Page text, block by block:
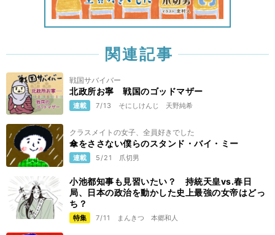
関連記事
戦国サバイバー
北政所お寧 戦国のゴッドマザー
連載 7/13 そにしけんじ 天野純希
クラスメイトの女子、全員好きでした
傘をささない僕らのスタンド・バイ・ミー
連載 5/21 爪切男
小池都知事も見習いたい？ 持統天皇vs.春日
局、日本の政治を動かした史上最強の女帝はどっ
ち？
特集 7/11 まんきつ 本郷和人